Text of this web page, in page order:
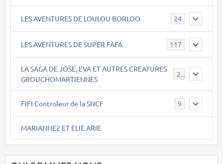
LES AVENTURES DE LOULOU BORLOO 24
LES AVENTURES DE SUPER FAFA 117
LA SAGA DE JOSE, EVA ET AUTRES CREATURES
GROUCHOMARTIENNES
26
FIFI Controleur de la SNCF 9
MARIANNE2 ET ELIE ARIE